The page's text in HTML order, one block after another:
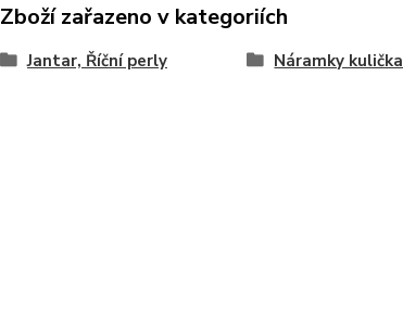
Zboží zařazeno v kategoriích
Jantar, Říční perly Náramky kulička